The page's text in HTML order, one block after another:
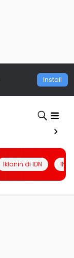
Install
Iklanin di IDN